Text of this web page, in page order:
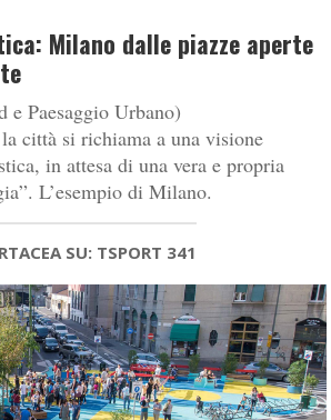
Milano dalle piazze aperte
e Paesaggio Urbano)
città si richiama a una visione
in attesa di una vera e propria
L’esempio di Milano.
SU: TSPORT 341